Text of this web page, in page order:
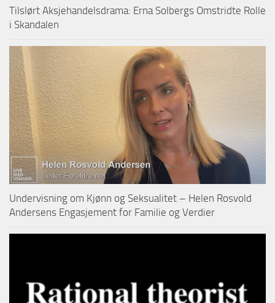
Tilslørt Aksjehandelsdrama: Erna Solbergs Omstridte Rolle
i Skandalen
Undervisning om Kjønn og Seksualitet – Helen Rosvold
Andersens Engasjement for Familie og Verdier